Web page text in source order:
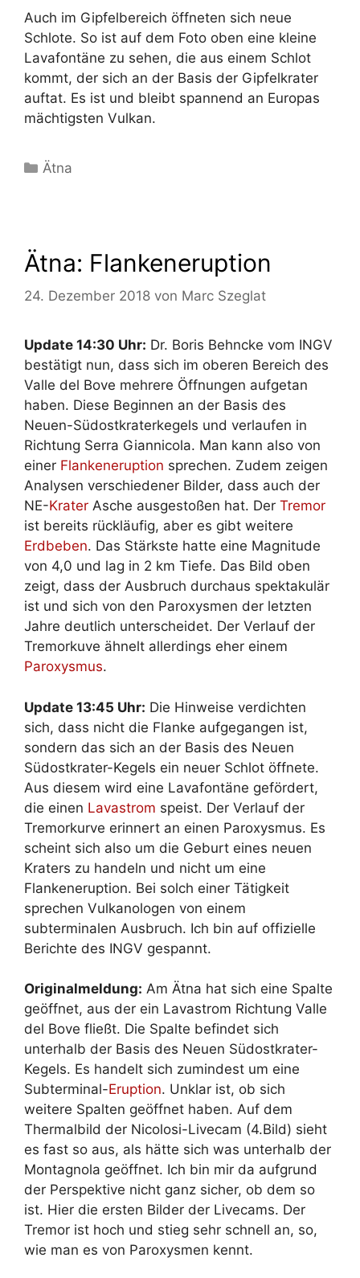
Auch im Gipfelbereich öffneten sich neue
Schlote. So ist auf dem Foto oben eine kleine
Lavafontäne zu sehen, die aus einem Schlot
kommt, der sich an der Basis der Gipfelkrater
auftat. Es ist und bleibt spannend an Europas
mächtigsten Vulkan.
Kategorien
Ätna
Ätna: Flankeneruption
24. Dezember 2018 von Marc Szeglat
Update 14:30 Uhr: Dr. Boris Behncke vom INGV
bestätigt nun, dass sich im oberen Bereich des
Valle del Bove mehrere Öffnungen aufgetan
haben. Diese Beginnen an der Basis des
Neuen-Südostkraterkegels und verlaufen in
Richtung Serra Giannicola. Man kann also von
einer Flankeneruption sprechen. Zudem zeigen
Analysen verschiedener Bilder, dass auch der
NE-Krater Asche ausgestoßen hat. Der Tremor
ist bereits rückläufig, aber es gibt weitere
Erdbeben. Das Stärkste hatte eine Magnitude
von 4,0 und lag in 2 km Tiefe. Das Bild oben
zeigt, dass der Ausbruch durchaus spektakulär
ist und sich von den Paroxysmen der letzten
Jahre deutlich unterscheidet. Der Verlauf der
Tremorkuve ähnelt allerdings eher einem
Paroxysmus.
Update 13:45 Uhr: Die Hinweise verdichten
sich, dass nicht die Flanke aufgegangen ist,
sondern das sich an der Basis des Neuen
Südostkrater-Kegels ein neuer Schlot öffnete.
Aus diesem wird eine Lavafontäne gefördert,
die einen Lavastrom speist. Der Verlauf der
Tremorkurve erinnert an einen Paroxysmus. Es
scheint sich also um die Geburt eines neuen
Kraters zu handeln und nicht um eine
Flankeneruption. Bei solch einer Tätigkeit
sprechen Vulkanologen von einem
subterminalen Ausbruch. Ich bin auf offizielle
Berichte des INGV gespannt.
Originalmeldung: Am Ätna hat sich eine Spalte
geöffnet, aus der ein Lavastrom Richtung Valle
del Bove fließt. Die Spalte befindet sich
unterhalb der Basis des Neuen Südostkrater-
Kegels. Es handelt sich zumindest um eine
Subterminal-Eruption. Unklar ist, ob sich
weitere Spalten geöffnet haben. Auf dem
Thermalbild der Nicolosi-Livecam (4.Bild) sieht
es fast so aus, als hätte sich was unterhalb der
Montagnola geöffnet. Ich bin mir da aufgrund
der Perspektive nicht ganz sicher, ob dem so
ist. Hier die ersten Bilder der Livecams. Der
Tremor ist hoch und stieg sehr schnell an, so,
wie man es von Paroxysmen kennt.